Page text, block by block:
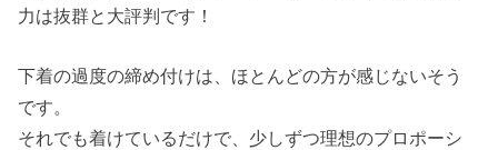
力は抜群と大評判です！
下着の過度の締め付けは、ほとんどの方が感じないそう
です。
それでも着けているだけで、少しずつ理想のプロポーシ